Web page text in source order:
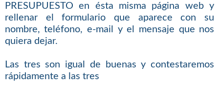
PRESUPUESTO en ésta misma página web y
rellenar el formulario que aparece con su
nombre, teléfono, e-mail y el mensaje que nos
quiera dejar.
Las tres son igual de buenas y contestaremos
rápidamente a las tres